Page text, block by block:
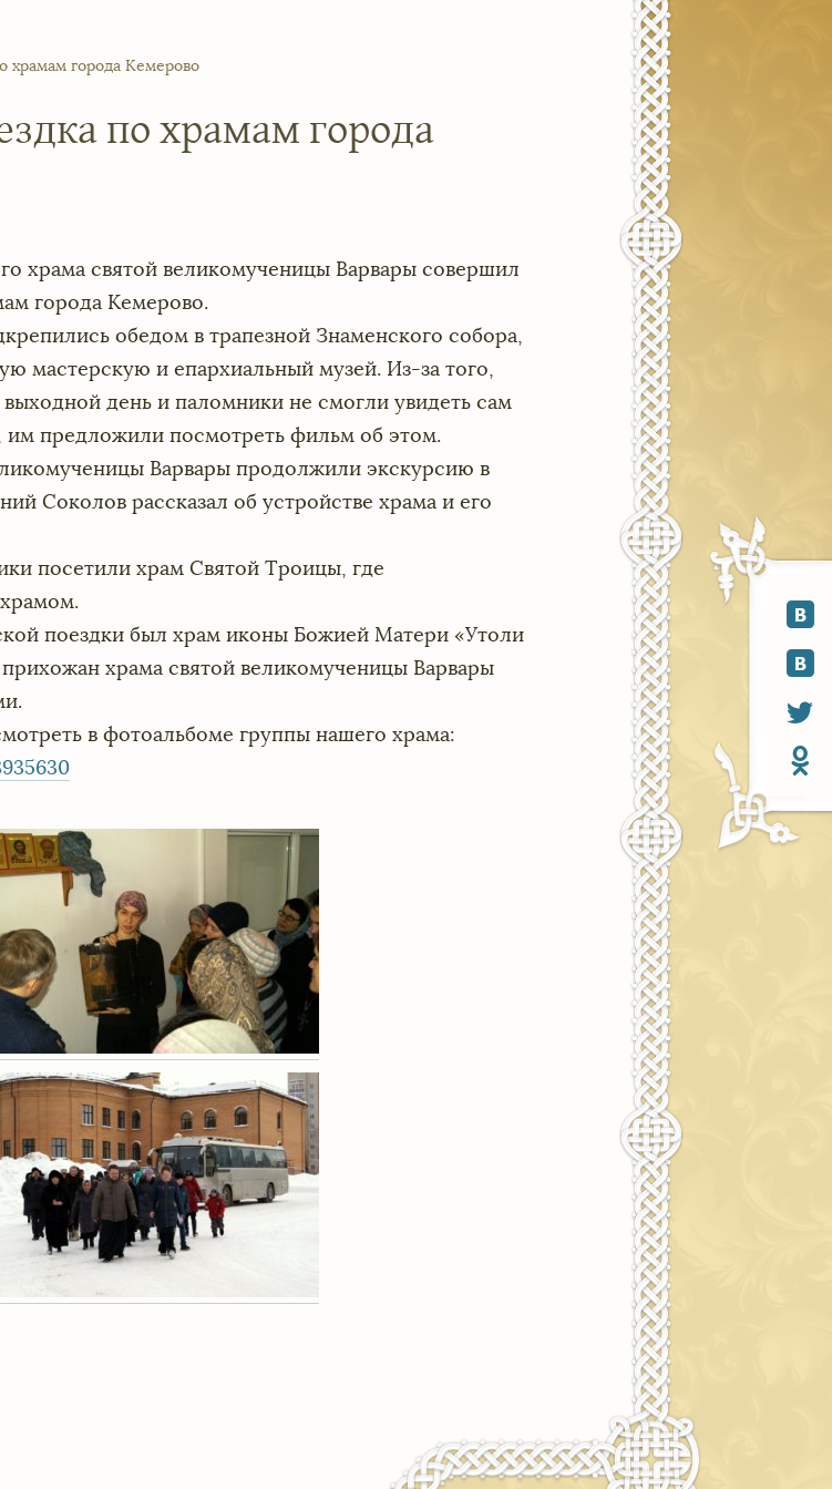
храмам города Кемерово
по храмам города
храма святой великомученицы Варвары совершил
города Кемерово.
обедом в трапезной Знаменского собора,
мастерскую и епархиальный музей. Из-за того,
день и паломники не смогли увидеть сам
предложили посмотреть фильм об этом.
Варвары продолжили экскурсию в
Соколов рассказал об устройстве храма и его
посетили храм Святой Троицы, где
поездки был храм иконы Божией Матери «Утоли
храма святой великомученицы Варвары
в фотоальбоме группы нашего храма: